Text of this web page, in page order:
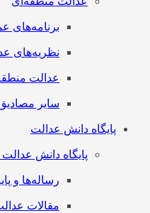
برنامه‌های عملی
نظریه‌های
عدالت
سایر مصادیق
پایگاه دانش عدالت
پایگاه دانش عدالت
رساله‌ها و
مقالات عدالت